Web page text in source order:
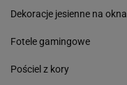
Dekoracje jesienne na okna
Fotele gamingowe
Pościel z kory